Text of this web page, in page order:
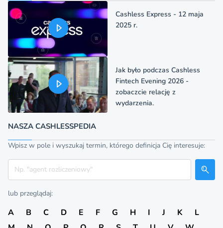
Cashless Express - 12 maja
2025 r.
Jak było podczas Cashless
Fintech Evening 2026 -
zobaczcie relację z
wydarzenia.
NASZA CASHLESSPEDIA
Wpisz w pole i wyszukaj termin, którego definicja Cię interesuje:
Szukaj
lub przeglądaj:
A B C D E F G H I J K
L